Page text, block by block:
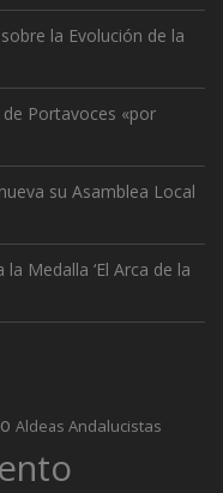
la Evolución de la
de Portavoces «por
su Asamblea Local
Medalla ‘El Arca de la
Aldeas Andalucistas